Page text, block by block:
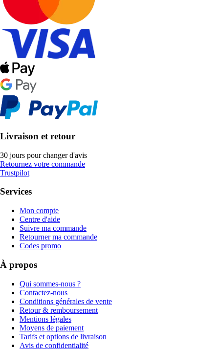
Livraison et retour
30 jours pour changer d'avis
Retournez votre commande
Trustpilot
Services
Mon compte
Centre d'aide
Suivre ma commande
Retourner ma commande
Codes promo
À propos
Qui sommes-nous ?
Contactez-nous
Conditions générales de vente
Retour & remboursement
Mentions légales
Moyens de paiement
Tarifs et options de livraison
Avis de confidentialité